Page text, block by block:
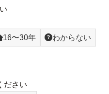
16〜30年 わからない
ださい